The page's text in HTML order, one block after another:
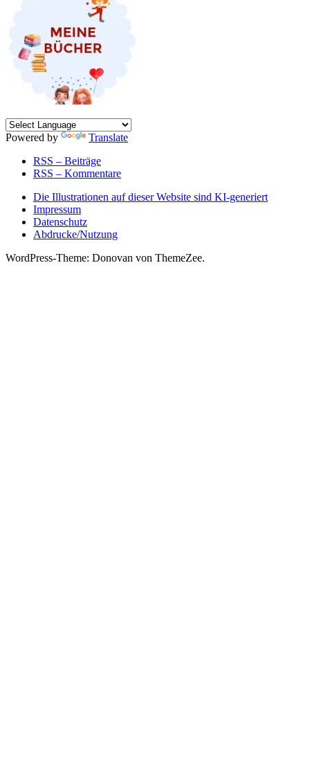
Powered by
Translate
RSS – Beiträge
RSS – Kommentare
Die Illustrationen auf dieser Website sind KI-generiert
Impressum
Datenschutz
Abdrucke/Nutzung
WordPress-Theme: Donovan von ThemeZee.